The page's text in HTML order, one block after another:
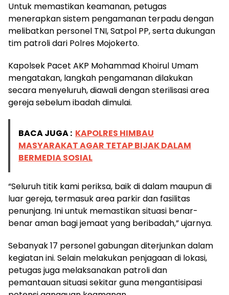
Untuk memastikan keamanan, petugas
menerapkan sistem pengamanan terpadu dengan
melibatkan personel TNI, Satpol PP, serta dukungan
tim patroli dari Polres Mojokerto.
Kapolsek Pacet AKP Mohammad Khoirul Umam
mengatakan, langkah pengamanan dilakukan
secara menyeluruh, diawali dengan sterilisasi area
gereja sebelum ibadah dimulai.
BACA JUGA : KAPOLRES HIMBAU
MASYARAKAT AGAR TETAP BIJAK DALAM
BERMEDIA SOSIAL
“Seluruh titik kami periksa, baik di dalam maupun di
luar gereja, termasuk area parkir dan fasilitas
penunjang. Ini untuk memastikan situasi benar-
benar aman bagi jemaat yang beribadah,” ujarnya.
Sebanyak 17 personel gabungan diterjunkan dalam
kegiatan ini. Selain melakukan penjagaan di lokasi,
petugas juga melaksanakan patroli dan
pemantauan situasi sekitar guna mengantisipasi